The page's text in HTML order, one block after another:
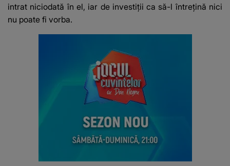
intrat niciodată în el, iar de investiții ca să-l întrețină nici
nu poate fi vorba.